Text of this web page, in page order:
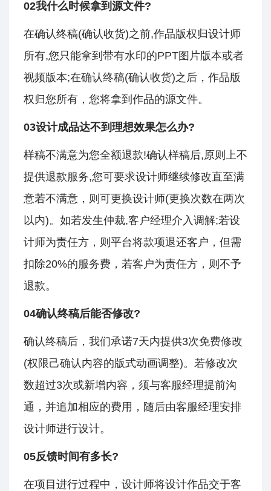
02我什么时候拿到源文件?
在确认终稿(确认收货)之前,作品版权归设计师
所有,您只能拿到带有水印的PPT图片版本或者
视频版本;在确认终稿(确认收货)之后，作品版
权归您所有，您将拿到作品的源文件。
03设计成品达不到理想效果怎么办?
样稿不满意为您全额退款!确认样稿后,原则上不
提供退款服务,您可要求设计师继续修改直至满
意若不满意，则可更换设计师(更换次数在两次
以内)。如若发生仲裁,客户经理介入调解;若设
计师为责任方，则平台将款项退还客户，但需
扣除20%的服务费，若客户为责任方，则不予
退款。
04确认终稿后能否修改?
确认终稿后，我们承诺7天内提供3次免费修改
(权限己确认内容的版式动画调整)。若修改次
数超过3次或新增内容，须与客服经理提前沟
通，并追加相应的费用，随后由客服经理安排
设计师进行设计。
05反馈时间有多长?
在项目进行过程中，设计师将设计作品交于客